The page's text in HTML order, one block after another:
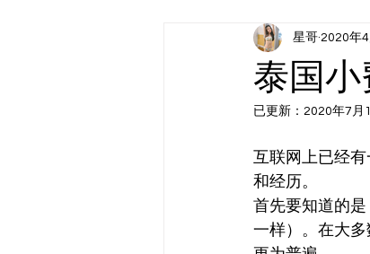
高端俱乐部 GOGOBAR
菲律宾
泰国
星哥 2020年
已更新： 2020年7月
互联网上已经
和经历。
首先要知道的
一样）。在大